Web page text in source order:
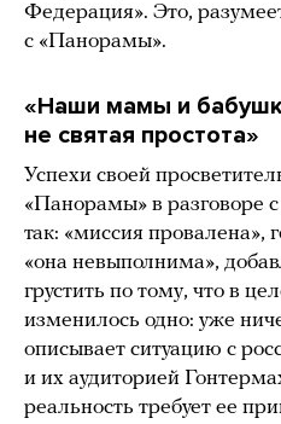
Федерация». Это,
с «Панорамы».
«Наши мамы и
не святая простота»
Успехи своей
«Панорамы» в разговоре
так: «миссия провалена»,
«она невыполнима»,
грустить по тому, что в
изменилось одно: уже
описывает ситуацию с
и их аудиторией
реальность требует ее